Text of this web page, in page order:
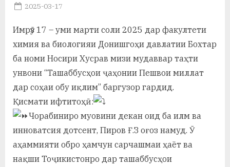
а
н
о
Н
о
Posted
2025-03-17
Имрӯз 17 – уми марти соли 2025 дар факултети
химия ва биологияи Донишгоҳи давлатии Бохтар
ба номи Носири Хусрав мизи мудаввар таҳти
унвони “Ташаббусҳои ҷаҳонии Пешвои миллат
дар соҳаи обу иқлим” баргузор гардид.
Қисмати ифтитоҳӣ:
Чорабиниро муовини декан оид ба илм ва
инноватсия дотсент, Пиров Ғ.З оғоз намуд. Ӯ
аҳаммияти обро ҳамчун сарчашмаи ҳаёт ва
нақши Тоҷикистонро дар ташаббусҳои